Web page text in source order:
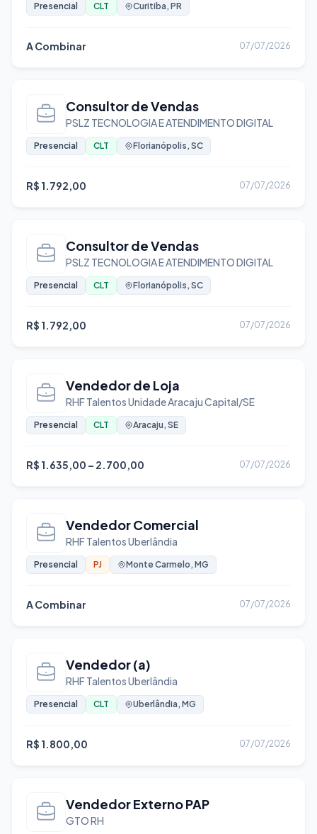
Informática e Tecnologia
Manutenção e Reparos
Marketing e Publicidade
Mecânica
Moda e Vestuário
Operador de Máquinas
Porteiro
Recepcionista
Representação Comercial
Saúde
Segurança da Informação
Seguros
Suporte Técnico
Telecomunicações
Telemarketing e Call Center
Vendas
Presencial CLT Curitiba, PR
A Combinar 07/07/2026
Consultor de Vendas
PSLZ TECNOLOGIA E ATENDIMENTO DIGITAL
Presencial CLT Florianópolis, SC
R$ 1.792,00 07/07/2026
Consultor de Vendas
PSLZ TECNOLOGIA E ATENDIMENTO DIGITAL
Presencial CLT Florianópolis, SC
R$ 1.792,00 07/07/2026
Vendedor de Loja
RHF Talentos Unidade Aracaju Capital/SE
Presencial CLT Aracaju, SE
R$ 1.635,00 – 2.700,00 07/07/2026
Vendedor Comercial
RHF Talentos Uberlândia
Presencial PJ Monte Carmelo, MG
A Combinar 07/07/2026
Vendedor (a)
RHF Talentos Uberlândia
Presencial CLT Uberlândia, MG
R$ 1.800,00 07/07/2026
Vendedor Externo PAP
GTO RH